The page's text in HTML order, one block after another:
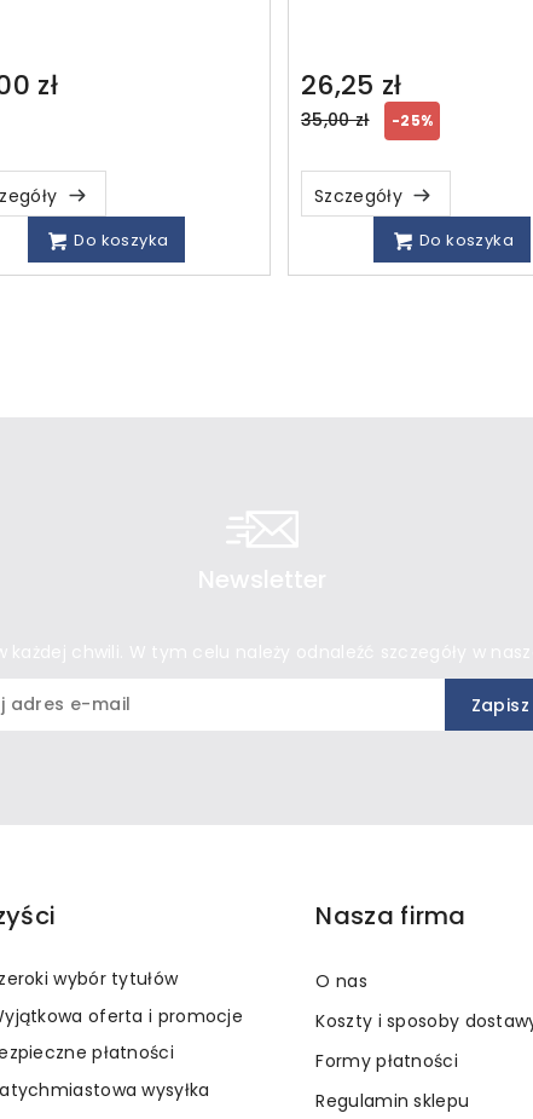
zł
Do koszyka
26,25 zł
Regular
35,00 zł -25%
Szczegóły
Do koszyka
wybór tytułów
oferta i promocje
płatności
wysyłka
Nasza firma
O nas
Koszty i sposoby
Formy płatności
Regulamin sklepu